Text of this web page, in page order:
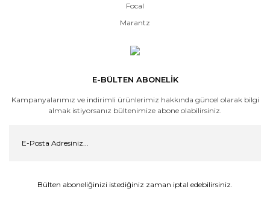
Focal
Marantz
E-BÜLTEN ABONELİK
Kampanyalarımız ve indirimli ürünlerimiz hakkında güncel olarak bilgi
almak istiyorsanız bültenimize abone olabilirsiniz.
Bülten aboneliğinizi istediğiniz zaman iptal edebilirsiniz.